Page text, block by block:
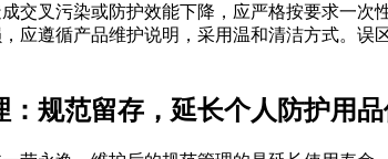
交叉污染或防护效能下降，应严格按要求一
应遵循产品维护说明，采用温和清洁方式。
：规范留存，延长个人防护用